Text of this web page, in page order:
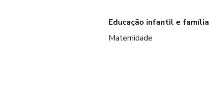
Educação infantil e família
Maternidade